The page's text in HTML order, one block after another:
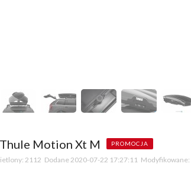
Motion Xt M PROMOCJA
2112 Dodane 2020-07-22 17:27:11 Modyfikowane: